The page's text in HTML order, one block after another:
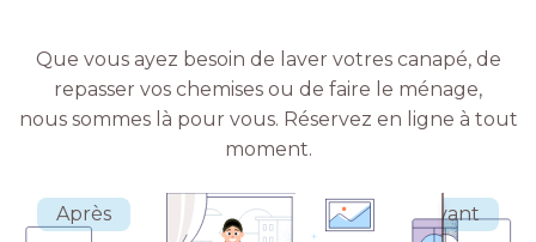
Que vous ayez besoin de laver votres canapé, de
repasser vos chemises ou de faire le ménage,
nous sommes là pour vous. Réservez en ligne à tout
moment.